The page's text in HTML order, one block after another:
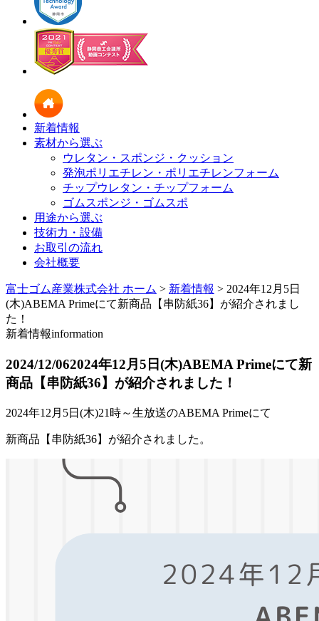
新着情報
素材から選ぶ
ウレタン・スポンジ・クッション
発泡ポリエチレン・ポリエチレンフォーム
チップウレタン・チップフォーム
ゴムスポンジ・ゴムスポ
用途から選ぶ
技術力・設備
お取引の流れ
会社概要
富士ゴム産業株式会社 ホーム > 新着情報 > 2024年12月5日
(木)ABEMA Primeにて新商品【串防紙36】が紹介されまし
た！
新着情報information
2024/12/062024年12月5日(木)ABEMA Primeにて新
商品【串防紙36】が紹介されました！
2024年12月5日(木)21時～生放送のABEMA Primeにて
新商品【串防紙36】が紹介されました。